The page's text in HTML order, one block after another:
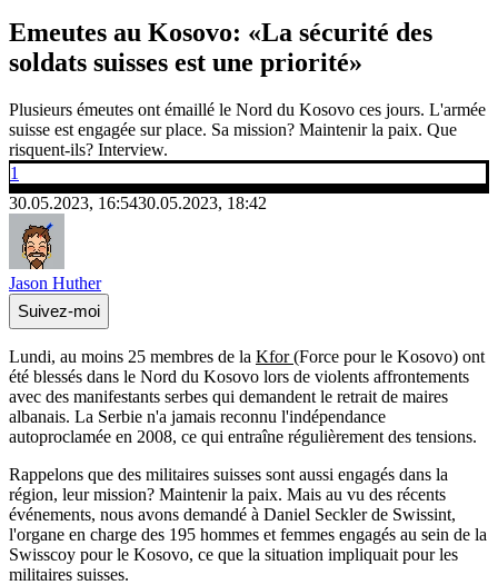
Emeutes au Kosovo: «La sécurité des
soldats suisses est une priorité»
Plusieurs émeutes ont émaillé le Nord du Kosovo ces jours. L'armée
suisse est engagée sur place. Sa mission? Maintenir la paix. Que
risquent-ils? Interview.
1
30.05.2023, 16:5430.05.2023, 18:42
Jason Huther
Suivez-moi
Lundi, au moins 25 membres de la Kfor(Force pour le Kosovo) ont
été blessés dans le Nord du Kosovo lors de violents affrontements
avec des manifestants serbes qui demandent le retrait de maires
albanais. La Serbie n'a jamais reconnu l'indépendance
autoproclamée en 2008, ce qui entraîne régulièrement des tensions.
Rappelons que des militaires suisses sont aussi engagés dans la
région, leur mission? Maintenir la paix. Mais au vu des récents
événements, nous avons demandé à Daniel Seckler de Swissint,
l'organe en charge des 195 hommes et femmes engagés au sein de la
Swisscoy pour le Kosovo, ce que la situation impliquait pour les
militaires suisses.